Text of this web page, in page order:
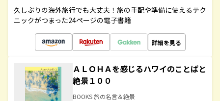
久しぶりの海外旅行でも大丈夫！旅の手配や準備に使えるテク
ニックがつまった24ページの電子書籍
詳細を見る
ＡＬＯＨＡを感じるハワイのことばと
絶景１００
BOOKS 旅の名言＆絶景